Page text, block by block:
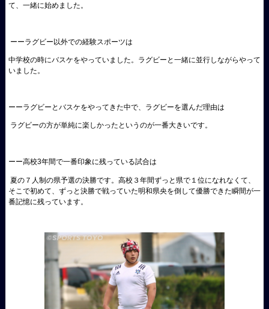
て、一緒に始めました。
ーーラグビー以外での経験スポーツは
中学校の時にバスケをやっていました。ラグビーと一緒に並行しながらやって
いました。
ーーラグビーとバスケをやってきた中で、ラグビーを選んだ理由は
ラグビーの方が単純に楽しかったというのが一番大きいです。
ーー高校3年間で一番印象に残っている試合は
夏の７人制の県予選の決勝です。高校３年間ずっと県で１位になれなくて、
そこで初めて、ずっと決勝で戦っていた明和県央を倒して優勝できた瞬間が一
番記憶に残っています。